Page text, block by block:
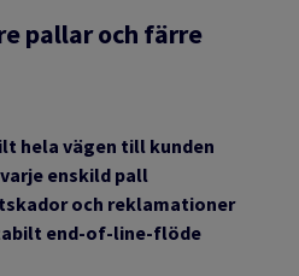
pallar och färre
hela vägen till kunden
enskild pall
och reklamationer
end-of-line-flöde